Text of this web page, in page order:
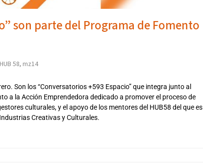
son parte del Programa de Fomento
HUB 58, mz14
Son los “Conversatorios +593 Espacio” que integra junto al
a la Acción Emprendedora dedicado a promover el proceso de
culturales, y el apoyo de los mentores del HUB58 del que es
Creativas y Culturales.